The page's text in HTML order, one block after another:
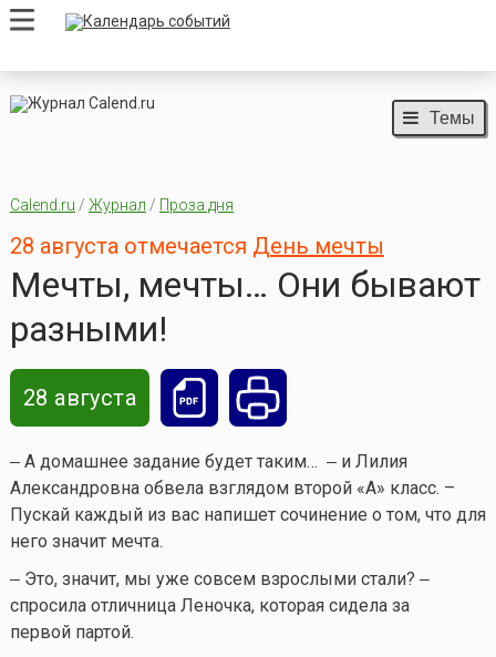
Темы
Calend.ru / Журнал / Проза дня
28 августа отмечается День мечты
Мечты, мечты… Они бывают
разными!
28 августа
‒ А домашнее задание будет таким… ‒ и Лилия
Александровна обвела взглядом второй «А» класс. –
Пускай каждый из вас напишет сочинение о том, что для
него значит мечта.
‒ Это, значит, мы уже совсем взрослыми стали? ‒
спросила отличница Леночка, которая сидела за
первой партой.